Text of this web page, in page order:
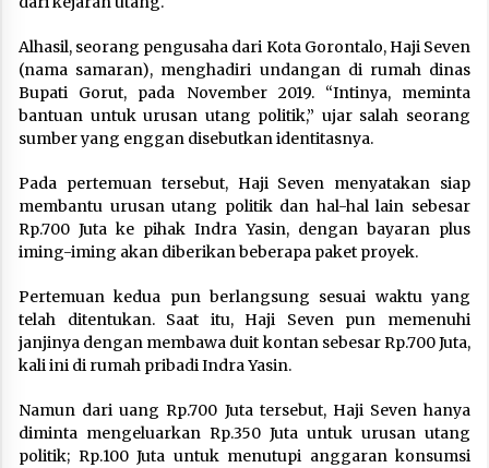
Alhasil, seorang pengusaha dari Kota Gorontalo, Haji Seven
(nama samaran), menghadiri undangan di rumah dinas
Bupati Gorut, pada November 2019. “Intinya, meminta
bantuan untuk urusan utang politik,” ujar salah seorang
sumber yang enggan disebutkan identitasnya.
Pada pertemuan tersebut, Haji Seven menyatakan siap
membantu urusan utang politik dan hal-hal lain sebesar
Rp.700 Juta ke pihak Indra Yasin, dengan bayaran plus
iming-iming akan diberikan beberapa paket proyek.
Pertemuan kedua pun berlangsung sesuai waktu yang
telah ditentukan. Saat itu, Haji Seven pun memenuhi
janjinya dengan membawa duit kontan sebesar Rp.700 Juta,
kali ini di rumah pribadi Indra Yasin.
Namun dari uang Rp.700 Juta tersebut, Haji Seven hanya
diminta mengeluarkan Rp.350 Juta untuk urusan utang
politik; Rp.100 Juta untuk menutupi anggaran konsumsi